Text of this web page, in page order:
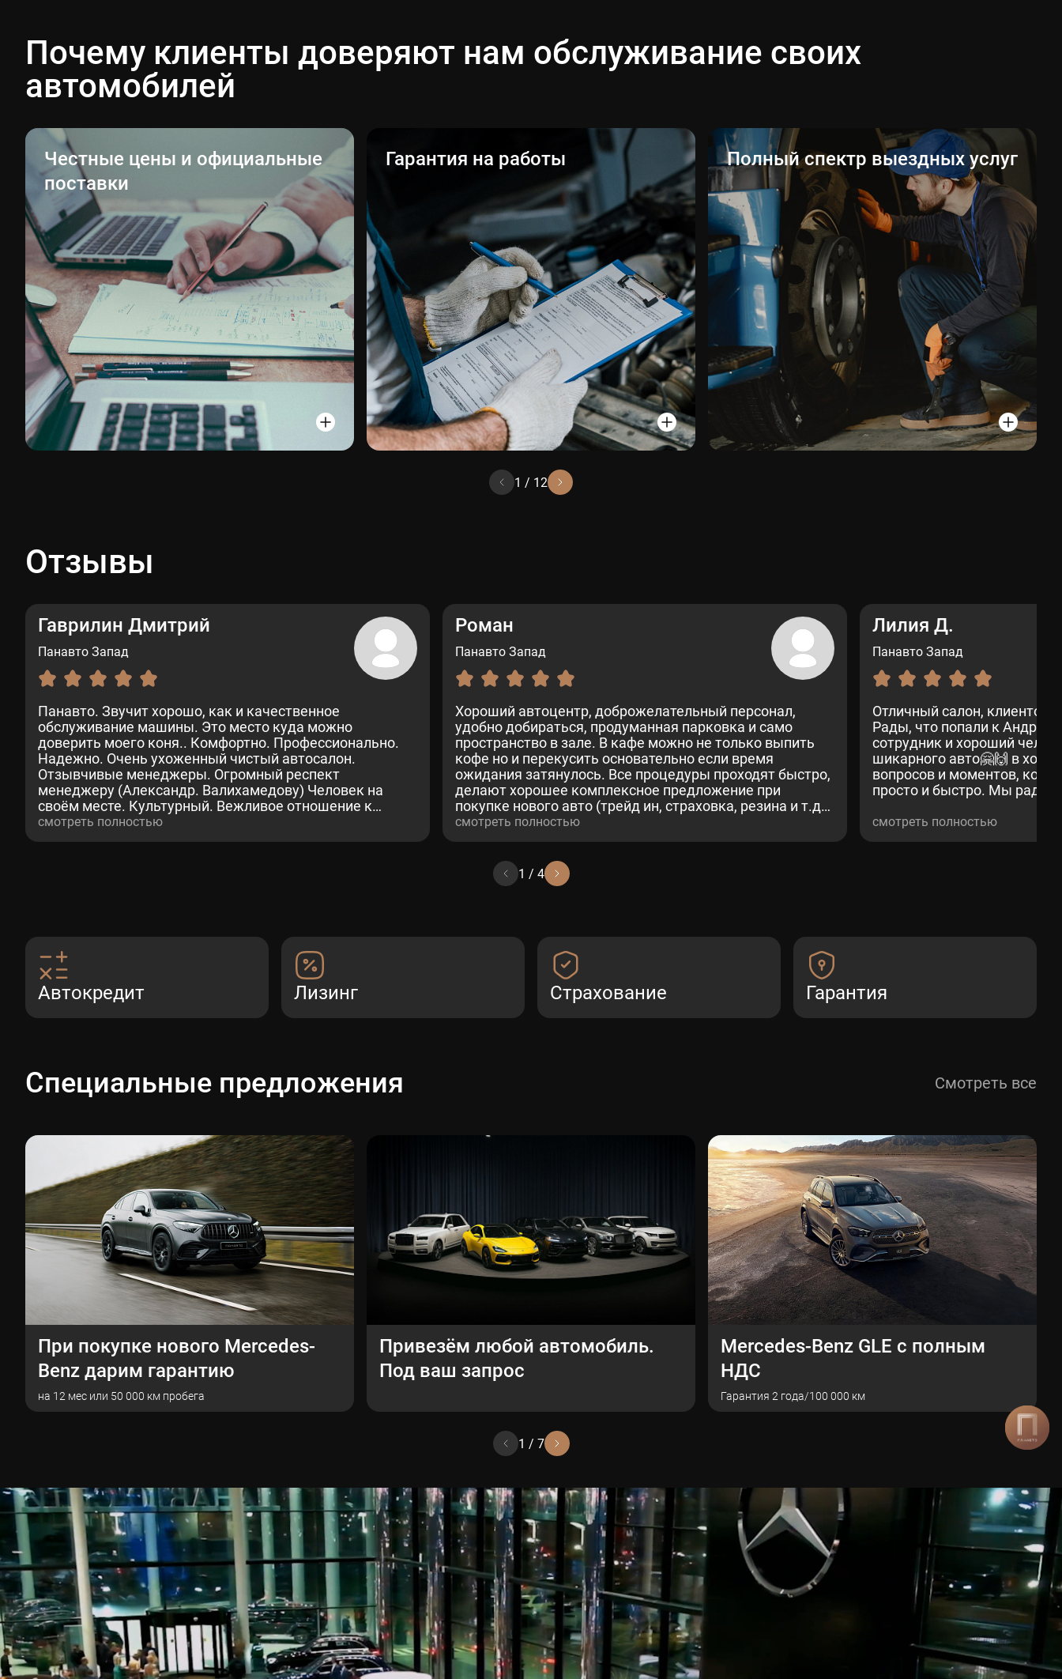
Почему клиенты доверяют нам обслуживание своих
автомобилей
Честные цены и официальные
поставки
Гарантия на работы Полный спектр выездных услуг
1 / 12
Отзывы
Гаврилин Дмитрий
Панавто Запад
Панавто. Звучит хорошо, как и качественное
обслуживание машины. Это место куда можно
доверить моего коня.. Комфортно. Профессионально.
Надежно. Очень ухоженный чистый автосалон.
Отзывчивые менеджеры. Огромный респект
менеджеру (Александр. Валихамедову) Человек на
своём месте. Культурный. Вежливое отношение к
клиентам. Недавно проходил там ТО-2. (GLS). Все по
смотреть полностью
Роман
Панавто Запад
Хороший автоцентр, доброжелательный персонал,
удобно добираться, продуманная парковка и само
пространство в зале. В кафе можно не только выпить
кофе но и перекусить основательно если время
ожидания затянулось. Все процедуры проходят быстро,
делают хорошее комплексное предложение при
покупке нового авто (трейд ин, страховка, резина и т.д).
От посещения только положительные эмоции.
смотреть полностью
Лилия Д.
Панавто Запад
Отличный салон,
Рады, что попали к
сотрудник и хороший
шикарного авто🤗🙌 в ходе
вопросов и моментов,
просто и быстро. Мы рады
смотреть полностью
1 / 4
Автокредит Лизинг Страхование Гарантия
Специальные предложения Смотреть все
При покупке нового Mercedes-
Benz дарим гарантию
на 12 мес или 50 000 км пробега
Привезём любой автомобиль.
Под ваш запрос
Mercedes-Benz GLE с полным
НДС
Гарантия 2 года/100 000 км
1 / 7